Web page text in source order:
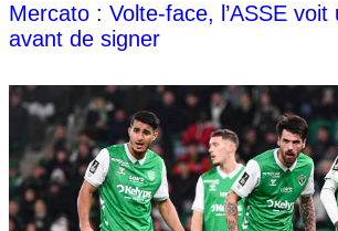
Mercato : Volte-face, l’ASSE
avant de signer